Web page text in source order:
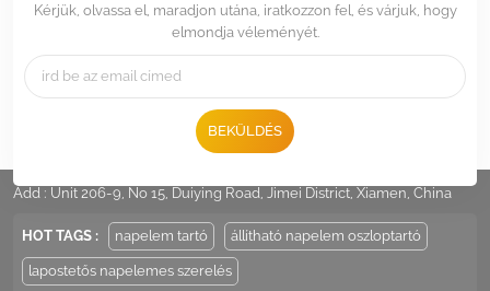
Kérjük, olvassa el, maradjon utána, iratkozzon fel, és várjuk, hogy
elmondja véleményét.
BEKÜLDÉS
Add : Unit 206-9, No 15, Duiying Road, Jimei District, Xiamen, China
HOT TAGS : napelem tartó állítható napelem oszloptartó
lapostetős napelemes szerelés